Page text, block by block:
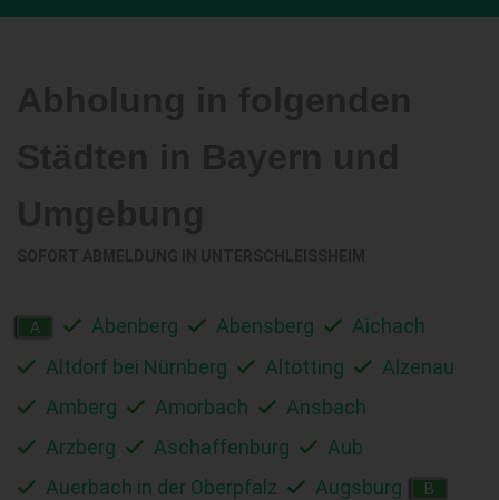
A Abenberg Abensberg
Aichach
Altdorf bei Nürnberg
Altötting
Alzenau
Amberg
Amorbach
Ansbach
Arzberg
Aschaffenburg
Aub
Auerbach in der Oberpfalz
Augsburg B